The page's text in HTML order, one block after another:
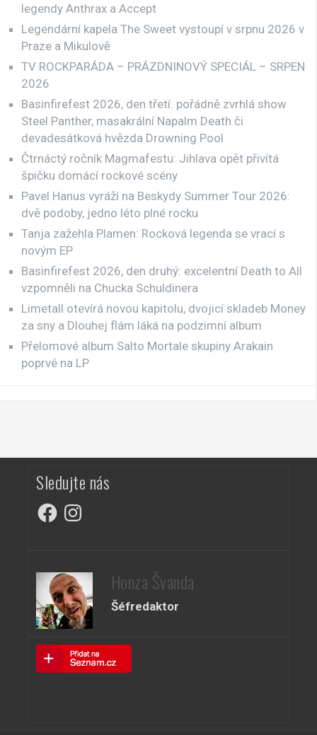
legendy Anthrax a Accept
Legendární kapela The Sweet vystoupí v srpnu 2026 v
Praze a Mikulově
TV ROCKPARÁDA – PRÁZDNINOVÝ SPECIÁL – SRPEN
2026
Basinfirefest 2026, den třetí: pořádně zvrhlá show
Steel Panther, masakrální Napalm Death či
devadesátková hvězda Drowning Pool
Čtrnáctý ročník Magmafestu: Jihlava opět přivítá
špičku domácí rockové scény
Pavel Hanus vyráží na Beskydy Summer Tour 2026:
dvě podoby, jedno léto plné rocku
Tanja zažehla Plamen: Rocková legenda se vrací s
novým EP
Basinfirefest 2026, den druhý: excelentní Death to All
vzpomněli na Chucka Schuldinera
Limetall otevírá novou kapitolu, dvojicí skladeb Money
za sny a Dlouhej flám láká na podzimní album
Přelomové album Salto Mortale skupiny Arakain
poprvé na LP
Sledujte nás
FacebookInstagram
Honza Švanda
Šéfredaktor